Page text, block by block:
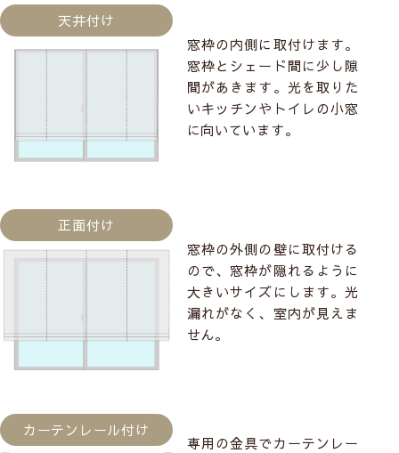
天井付け
窓枠の内側に取付けます。
窓枠とシェード間に少し隙
間があきます。光を取りた
いキッチンやトイレの小窓
に向いています。
正面付け
窓枠の外側の壁に取付ける
ので、窓枠が隠れるように
大きいサイズにします。光
漏れがなく、室内が見えま
せん。
カーテンレール付け
専用の金具でカーテンレー